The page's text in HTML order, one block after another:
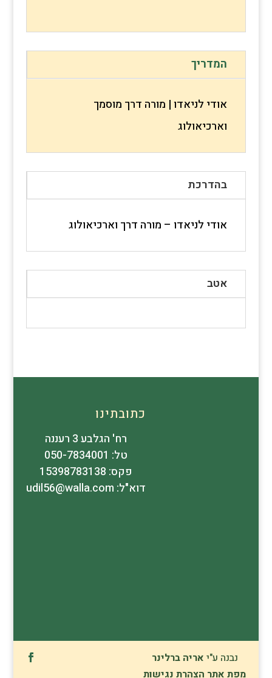
המדריך
אודי לניאדו | מורה דרך מוסמך
וארכיאולוג
בהדרכת
אודי לניאדו – מורה דרך וארכיאולוג
אטב
כתובתינו
רח' הגלבע 3 רעננה
טל: 050-7834001
פקס: 15398783138
דוא"ל: udil56@walla.com
נבנה ע"י אריה ברלינר
מפת אתר הצהרת נגישות